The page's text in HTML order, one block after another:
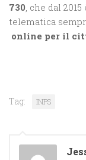
730 , che dal
telematica
online per il
Tag: INPS